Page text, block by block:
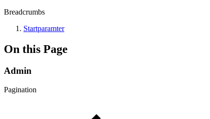
Breadcrumbs
Startparamter
On this Page
Admin
Pagination